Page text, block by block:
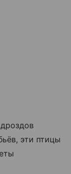
эти птицы